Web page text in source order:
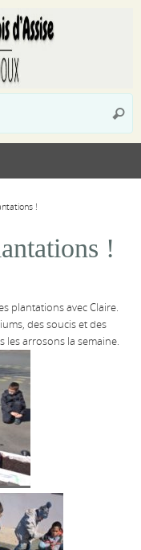
:
!
!
plantations avec Claire.
des soucis et des
les arrosons la semaine.